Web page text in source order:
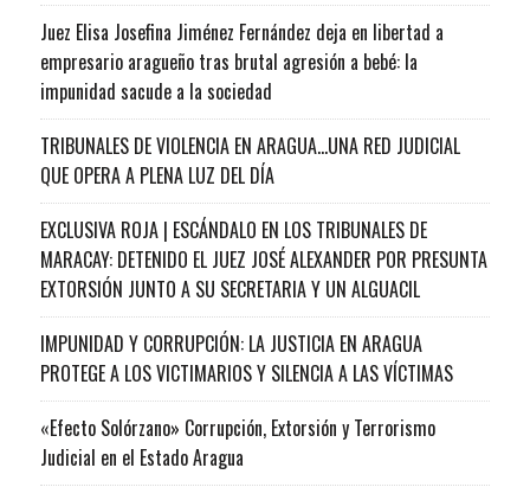
Juez Elisa Josefina Jiménez Fernández deja en libertad a
empresario aragueño tras brutal agresión a bebé: la
impunidad sacude a la sociedad
TRIBUNALES DE VIOLENCIA EN ARAGUA…UNA RED JUDICIAL
QUE OPERA A PLENA LUZ DEL DÍA
EXCLUSIVA ROJA | ESCÁNDALO EN LOS TRIBUNALES DE
MARACAY: DETENIDO EL JUEZ JOSÉ ALEXANDER POR PRESUNTA
EXTORSIÓN JUNTO A SU SECRETARIA Y UN ALGUACIL
IMPUNIDAD Y CORRUPCIÓN: LA JUSTICIA EN ARAGUA
PROTEGE A LOS VICTIMARIOS Y SILENCIA A LAS VÍCTIMAS
«Efecto Solórzano» Corrupción, Extorsión y Terrorismo
Judicial en el Estado Aragua